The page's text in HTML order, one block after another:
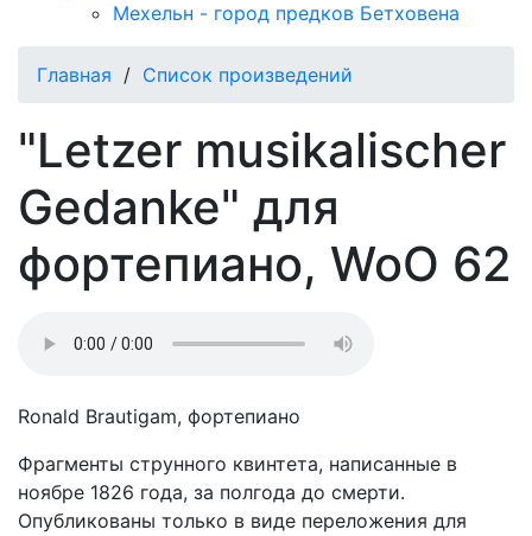
Мехельн - город предков Бетховена
Главная / Список произведений
"Letzer musikalischer
Gedanke" для
фортепиано, WoO 62
Ronald Brautigam, фортепиано
Фрагменты струнного квинтета, написанные в
ноябре 1826 года, за полгода до смерти.
Опубликованы только в виде переложения для